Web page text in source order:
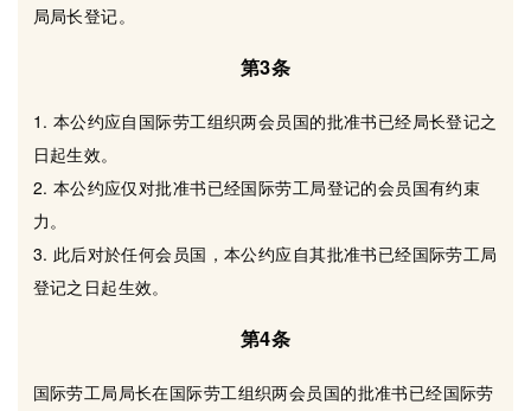
局局长登记。
第3条
1. 本公约应自国际劳工组织两会员国的批准书已经局长登记之
日起生效。
2. 本公约应仅对批准书已经国际劳工局登记的会员国有约束
力。
3. 此后对於任何会员国，本公约应自其批准书已经国际劳工局
登记之日起生效。
第4条
国际劳工局局长在国际劳工组织两会员国的批准书已经国际劳